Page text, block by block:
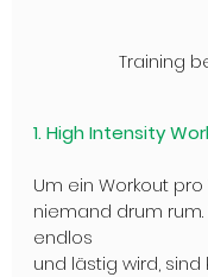
Training
1. High Intensity
Um ein Workout
niemand drum
endlos
und lästig wird, sind